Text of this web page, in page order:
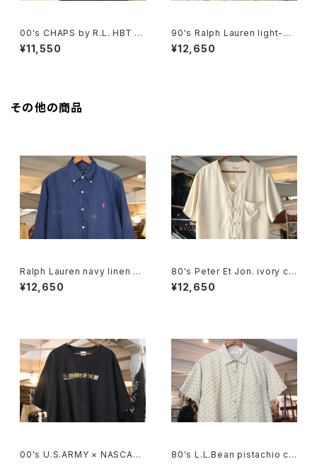
00's CHAPS by R.L. HBT sli
m-fit cargo Pants
¥11,550
90's Ralph Lauren light-be
ige cotton easy Pants
¥12,650
その他の商品
Ralph Lauren navy linen B.
D. Shirt
¥12,650
80's Peter Et Jon. ivory chi
nese-button silk Shirt
¥12,650
00's U.S.ARMY × NASCAR
80's L.L.Bean pistachio cal